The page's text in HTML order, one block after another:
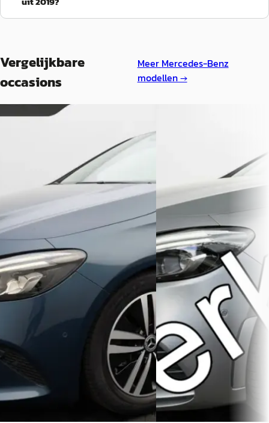
Vergelijkbare
occasions
Meer Mercedes-Benz
modellen →
200 Aut. 164pk Luxury
€ 22.500
v.a. € 477/mnd
Marktconform
2021 · 103.624 km · Benzine ·
Automaat
Garage Jelsma
· Rozendaal
Bekijk aanbieding →
Vergelijk
250 e Premium+ AMG
€ 1.000
Scherp geprijsd
2022 · 80.643 km · Plug-
Automaat
Garage Jelsma
·
Bekijk aanbieding →
Vergelijk